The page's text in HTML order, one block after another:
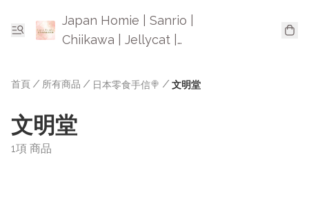
Japan Homie | Sanrio |
Chiikawa | Jellycat |
首頁 / 所有商品 / 日本零食手信🍭 / 文明堂
文明堂
1項 商品